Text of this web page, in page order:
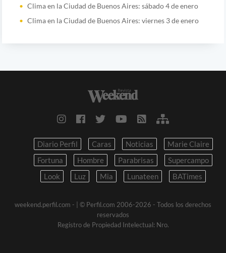
Clima en la Ciudad de Buenos Aires: sábado 4 de enero
Clima en la Ciudad de Buenos Aires: viernes 3 de enero
Diario Perfil Caras Noticias
Marie Claire
Fortuna
Hombre Parabrisas
Supercampo
Look
Luz Mia Lunateen BATimes
weekend.perfil.com -
| © Perfil.com 2006-2026 - Todos los derechos
reservados
Registro de Propiedad Intelectual: Nro.